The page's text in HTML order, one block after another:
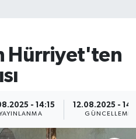
Hürriyet'ten
- 14:15 12.08.2025 -
GÜNCELLEME